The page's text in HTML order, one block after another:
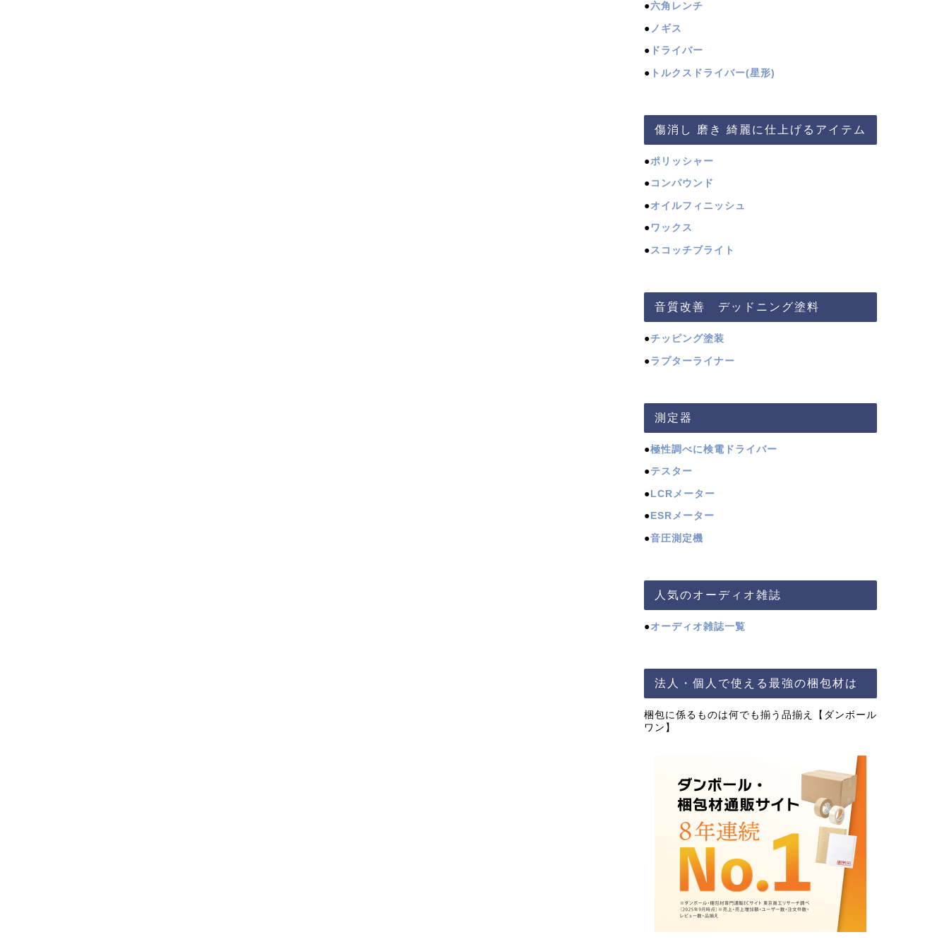
●六角レンチ
● ノギス
● ドライバー
● トルクスドライバー(星形)
傷消し 磨き 綺麗に仕上げるアイテム
●ポリッシャー
● コンパウンド
●オイルフィニッシュ
● ワックス
●スコッチブライト
音質改善 デッドニング塗料
●チッピング塗装
●ラプターライナー
測定器
●極性調べに検電ドライバー
●テスター
● LCRメーター
● ESRメーター
●音圧測定機
人気のオーディオ雑誌
●オーディオ雑誌一覧
法人・個人で使える最強の梱包材は
梱包に係るものは何でも揃う品揃え【ダンボール
ワン】